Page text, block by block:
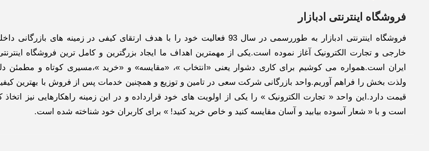
فروشگاه اینترنتی ادبازار
فروشگاه اینترنتی ادبازار به طوررسمی در سال 93 فعالیت خود را با هدف ارتقای کیفی در زمینه های بازرگانی
خارجی و تجارت الکترونیک آغاز نموده است.یکی از مهمترین اهداف ما ایجاد بزرگترین و کامل ترین فروشگاه
ایران است.همواره می کوشیم برای کاری دشوار یعنی «انتخاب »، «مقایسه» و «خرید »،مسیری کوتاه و مطمئن
ولذت بخش را فراهم آوریم.واحد بازرگانی شرکت سعی در تامین و توزیع و همچنین خدمات پس از فروش با بهترین
قیمت دارد.این واحد « تجارت الکترونیک » را یکی از اولویت های خود قرارداده و در این زمینه راهکارهایی نیز اتخاذ
است و با « شعار آسوده بیابید و آسان مقایسه کنید و خاص خرید کنید! » برای کاربران خود شناخته شده است.